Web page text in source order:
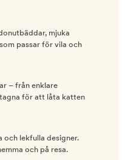
mjuka
passar för vila och
– från enklare
för att låta katten
och lekfulla designer.
och på resa.